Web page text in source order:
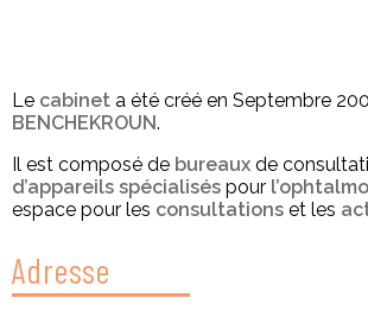
Le cabinet a été créé en Septembre
BENCHEKROUN.
Il est composé de bureaux de
d’appareils spécialisés pour
espace pour les consultations et les
Adresse